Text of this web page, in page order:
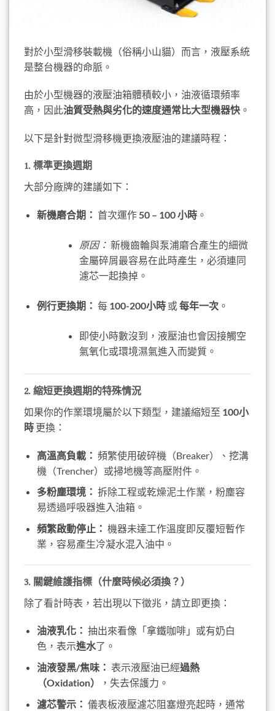
對於小型滑移裝載機（俗稱小山貓）而言，液壓系統
是整台機器的命脈。
由於小型機器的液壓油箱體積較小，油液循環頻率
高，因此油質受熱與劣化的速度通常比大型機器快 。
以下是針對微型滑移機更換液壓油的建議時程：
1. 標準更換週期
大部分廠牌的建議如下：
新機磨合期： 首次運作 50 – 100 小時。
原因： 新機齒輪與泵浦磨合產生的細微
金屬碎屑最容易在此時產生，必須連同
濾芯一起換掉。
例行更換期： 每 100-200小時或 每年一次。
即使小時數沒到，液壓油也會因接觸空
氣氧化或環境濕氣進入而變質。
2. 縮短更換週期的特殊情況
如果你的作業環境屬於以下類型，建議縮短至 100小
時 更換：
高溫高負載： 頻繁使用破碎機（Breaker）、挖溝
機（Trencher）或掃地機等高壓附件。
多粉塵環境： 拆除工程或乾燥泥土作業，粉塵容
易透過呼吸器進入油箱。
頻繁啟動停止： 機器未達工作溫度即反覆短暫作
業，容易產生冷凝水混入油中。
3. 關鍵維護指標（什麼時候必須換？）
除了看計時表，若出現以下徵兆，請立即更換：
油液乳化： 抽出來看像「拿鐵咖啡」或有奶白
色，表示進水了。
油液發黑/焦味： 表示液壓油已經過熱
（Oxidation）
，失去保護力。
濾芯警示： 儀表板液壓濾芯阻塞燈亮起時，通常